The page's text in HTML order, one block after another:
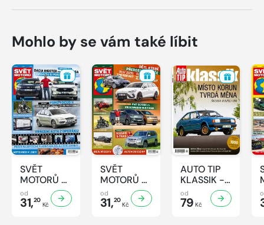
Mohlo by se vám také líbit
SVĚT
MOTORŮ -
32/2026
od
31,20
Kč
SVĚT
MOTORŮ -
31/2026
od
31,20
Kč
AUTO TIP
KLASSIK -
7/2026
od
79 Kč